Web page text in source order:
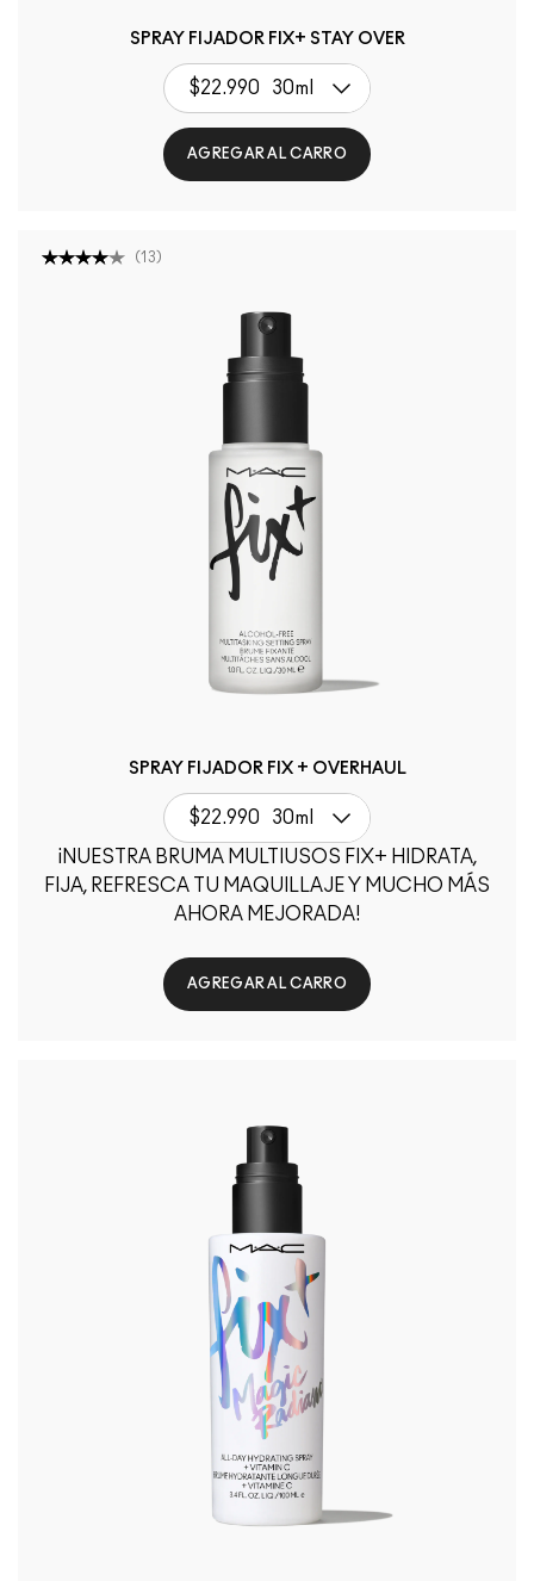
SPRAY FIJADOR FIX+ STAY OVER
$22.990 30ml
AGREGAR AL CARRO
(13 )
SPRAY FIJADOR FIX + OVERHAUL
$22.990 30ml
¡NUESTRA BRUMA MULTIUSOS FIX+ HIDRATA,
FIJA, REFRESCA TU MAQUILLAJE Y MUCHO MÁS
AHORA MEJORADA!
AGREGAR AL CARRO